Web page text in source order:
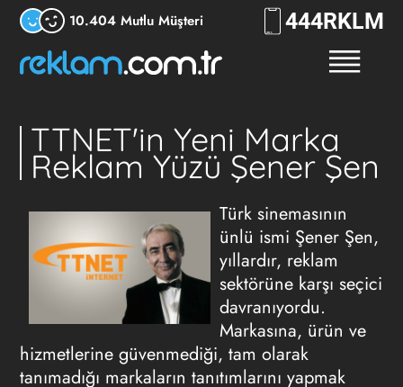
10.404 Mutlu Müşteri 444RKLM
TTNET'in Yeni Marka
Reklam Yüzü Şener Şen
Türk sinemasının
ünlü ismi Şener Şen,
yıllardır, reklam
sektörüne karşı seçici
davranıyordu.
Markasına, ürün ve
hizmetlerine güvenmediği, tam olarak
tanımadığı markaların tanıtımlarını yapmak